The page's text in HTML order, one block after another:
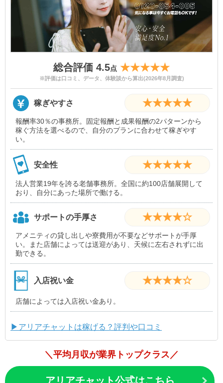
総合評価 4.5点 ★★★★★
※評価は口コミ、データ、体験談から算出(2026年8月調査)
稼ぎやすさ ★★★★★
報酬率30％の事務所。固定報酬と成果報酬の2パターンから
稼ぐ方法を選べるので、自分のプランに合わせて稼ぎやす
い。
安全性 ★★★★★
法人営業19年を誇る老舗事務所。全国に約100店舗展開して
おり、自分にあった場所で働ける。
サポートの手厚さ ★★★★☆
アメニティの貸し出しや寮費用が不要などサポートが手厚
い。また店舗によっては送迎があり、天候に左右されずに出
勤できる。
入店祝い金 ★★★★☆
店舗によっては入店祝い金あり。
▶アリアチャットは稼げる？評判や口コミ
＼平均月収が業界トップクラス／
アリアチャット公式はこちら